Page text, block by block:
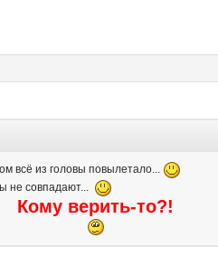
всё из головы повылетало...
не совпадают...
Кому верить-то?!